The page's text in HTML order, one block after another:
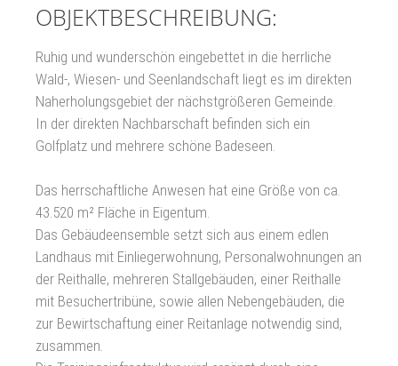
OBJEKTBESCHREIBUNG:
Ruhig und wunderschön eingebettet in die herrliche
Wald-, Wiesen- und Seenlandschaft liegt es im direkten
Naherholungsgebiet der nächstgrößeren Gemeinde.
In der direkten Nachbarschaft befinden sich ein
Golfplatz und mehrere schöne Badeseen.
Das herrschaftliche Anwesen hat eine Größe von ca.
43.520 m² Fläche in Eigentum.
Das Gebäudeensemble setzt sich aus einem edlen
Landhaus mit Einliegerwohnung, Personalwohnungen an
der Reithalle, mehreren Stallgebäuden, einer Reithalle
mit Besuchertribüne, sowie allen Nebengebäuden, die
zur Bewirtschaftung einer Reitanlage notwendig sind,
zusammen.